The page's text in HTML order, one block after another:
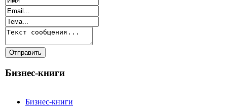
Бизнес-книги
Бизнес-книги